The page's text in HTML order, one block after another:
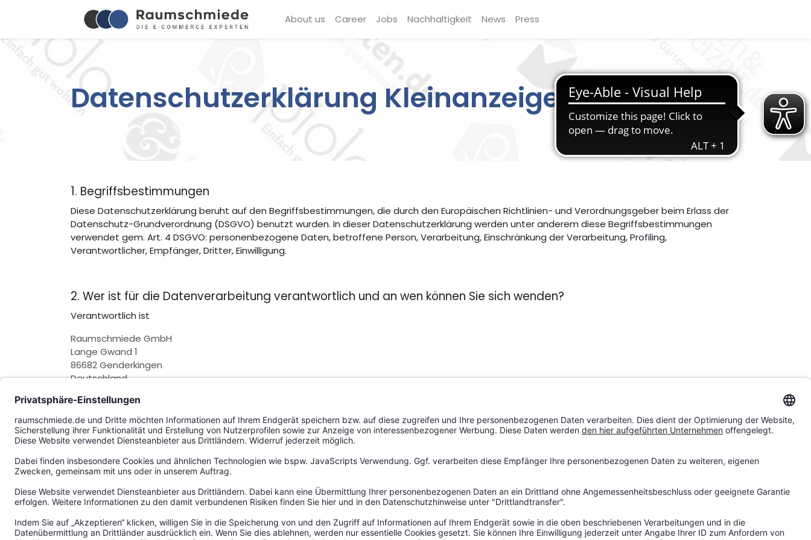
About us Career Jobs Nachhaltigkeit News Press
Datenschutzerklärung Kleinanzeigen
1. Begriffsbestimmungen
Diese Datenschutzerklärung beruht auf den Begriffsbestimmungen, die durch den Europäischen Richtlinien- und Verordnungsgeber beim Erlass der
Datenschutz-Grundverordnung (DSGVO) benutzt wurden. In dieser Datenschutzerklärung werden unter anderem diese Begriffsbestimmungen
verwendet gem. Art. 4 DSGVO: personenbezogene Daten, betroffene Person, Verarbeitung, Einschränkung der Verarbeitung, Profiling,
Verantwortlicher, Empfänger, Dritter, Einwilligung.
2. Wer ist für die Datenverarbeitung verantwortlich und an wen können Sie sich wenden?
Verantwortlich ist
Raumschmiede GmbH
Lange Gwand 1
86682 Genderkingen
Deutschland
E-Mail:datenschutz@raumschmiede.de
Telefon: +49 9090 7490-0
Der betriebliche Datenschutzbeauftragte ist
Christian Volkmer
Projekt 29 GmbH & Co. KG
Ostengasse 14
93047 Regensburg
E-Mail:anfrage@projekt29.de